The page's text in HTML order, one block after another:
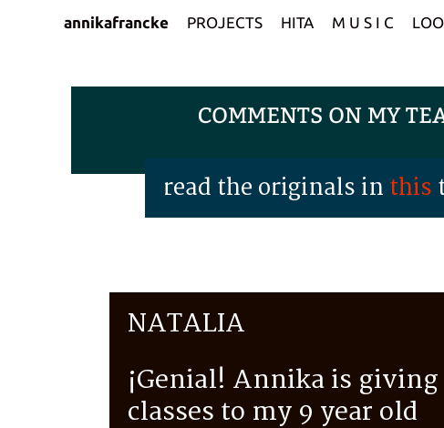
annikafrancke PROJECTS HITA M U S I C
COMMENTS ON MY
read the originals in this
NATALIA
¡Genial! Annika is giving
classes to my 9 year old